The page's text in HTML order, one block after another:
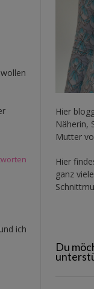
ich
Hier
Näherin,
Mutter
Hier
ganz
Du